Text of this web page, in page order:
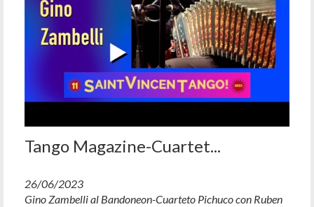
Tango Magazine-Cuartet...
26/06/2023
Gino Zambelli al Bandoneon-Cuarteto Pichuco con Ruben